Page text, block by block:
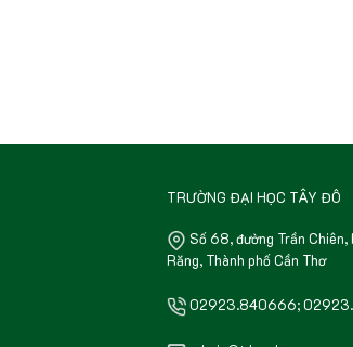
TRƯỜNG ĐẠI HỌC TÂY ĐÔ
Số 68, đường Trần Chiên,
Răng, Thành phố Cần Thơ
02923.840666;